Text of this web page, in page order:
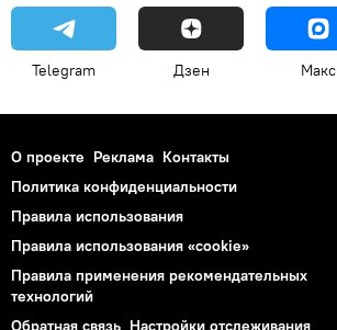
Telegram Дзен Макс
О проекте Реклама Контакты
Политика конфиденциальности
Правила использования
Правила использования «cookie»
Правила применения рекомендательных
технологий
Обратная связь Настройки отслеживания